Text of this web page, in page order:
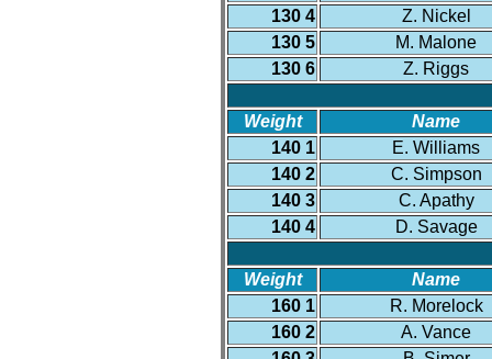
130 4
Z. Nickel
130 5
M. Malone
130 6
Z. Riggs
Weight
Name
140 1
E. Williams
140 2
C. Simpson
140 3
C. Apathy
140 4
D. Savage
Weight
Name
160 1
R. Morelock
160 2
A. Vance